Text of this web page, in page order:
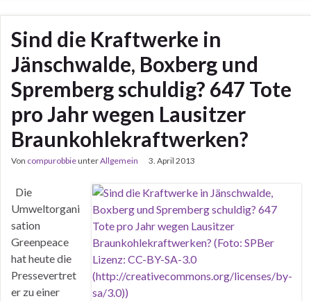
Sind die Kraftwerke in
Jänschwalde, Boxberg und
Spremberg schuldig? 647 Tote
pro Jahr wegen Lausitzer
Braunkohlekraftwerken?
Von compurobbieunterAllgemein 3. April 2013
Die
Umweltorgani
sation
Greenpeace
hat heute die
Pressevertret
er zu einer